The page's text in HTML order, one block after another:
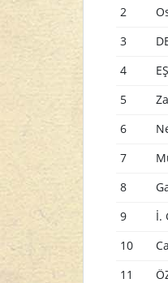
2
3
4
5
6
7
8
9 İ.
10
11